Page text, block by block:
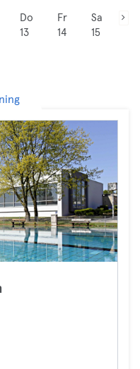
Do
13
Fr
14
Sa
15